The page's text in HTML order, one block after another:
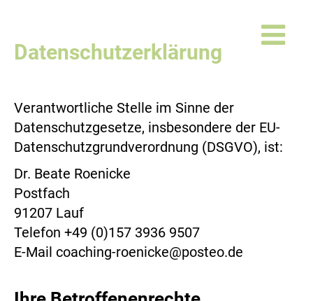
Datenschutzerklärung
Verantwortliche Stelle im Sinne der
Datenschutzgesetze, insbesondere der EU-
Datenschutzgrundverordnung (DSGVO), ist:
Dr. Beate Roenicke
Postfach
91207 Lauf
Telefon +49 (0)157 3936 9507
E-Mail coaching-roenicke@posteo.de